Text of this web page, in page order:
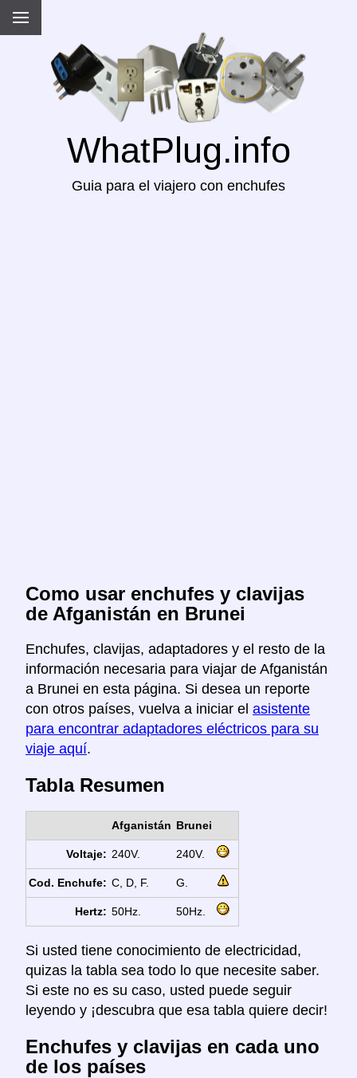
WhatPlug.info
Guia para el viajero con enchufes
Como usar enchufes y clavijas
de Afganistán en Brunei
Enchufes, clavijas, adaptadores y el resto de la
información necesaria para viajar de Afganistán
a Brunei en esta página. Si desea un reporte
con otros países, vuelva a iniciar el asistente
para encontrar adaptadores eléctricos para su
viaje aquí.
Tabla Resumen
Afganistán Brunei
Voltaje: 240V. 240V.
Cod. Enchufe: C, D, F. G.
Hertz: 50Hz. 50Hz.
Si usted tiene conocimiento de electricidad,
quizas la tabla sea todo lo que necesite saber.
Si este no es su caso, usted puede seguir
leyendo y ¡descubra que esa tabla quiere decir!
Enchufes y clavijas en cada uno
de los países